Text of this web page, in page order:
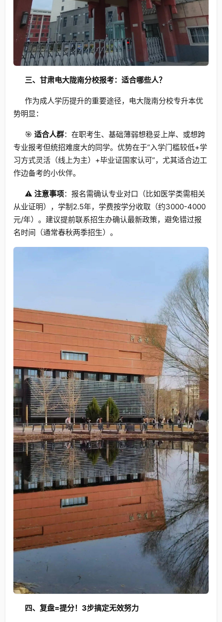
三、甘肃电大陇南分校报考：适合哪些人？
作为成人学历提升的重要途径，电大陇南分校专升本优
势明显：
🎯 适合人群：在职考生、基础薄弱想稳妥上岸、或想跨
专业报考但统招难度大的同学。优势在于“入学门槛较低+学
习方式灵活（线上为主）+毕业证国家认可”，尤其适合边工
作边备考的小伙伴。
⚠️ 注意事项：报名需确认专业对口（比如医学类需相关
从业证明），学制2.5年，学费按学分收取（约3000-4000
元/年）。建议提前联系招生办确认最新政策，避免错过报
名时间（通常春秋两季招生）。
四、复盘=提分！3步搞定无效努力